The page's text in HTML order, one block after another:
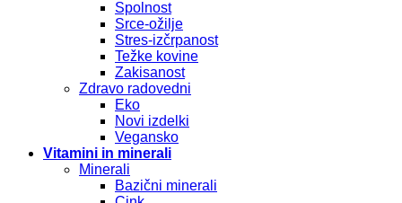
Spolnost
Srce-ožilje
Stres-izčrpanost
Težke kovine
Zakisanost
Zdravo radovedni
Eko
Novi izdelki
Vegansko
Vitamini in minerali
Minerali
Bazični minerali